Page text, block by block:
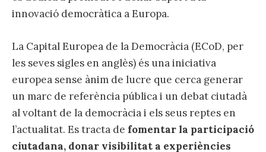
innovació democràtica a Europa.
La Capital Europea de la Democràcia (ECoD, per
les seves sigles en anglès) és una iniciativa
europea sense ànim de lucre que cerca generar
un marc de referència pública i un debat ciutadà
al voltant de la democràcia i els seus reptes en
l’actualitat. Es tracta de fomentar la participació
ciutadana, donar visibilitat a experiències